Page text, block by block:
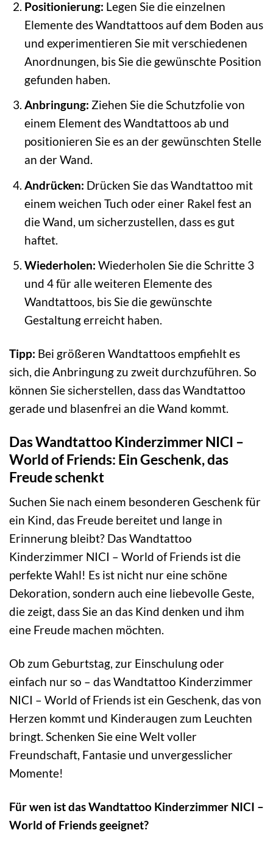
Positionierung: Legen Sie die einzelnen
Elemente des Wandtattoos auf dem Boden aus
und experimentieren Sie mit verschiedenen
Anordnungen, bis Sie die gewünschte Position
gefunden haben.
Anbringung: Ziehen Sie die Schutzfolie von
einem Element des Wandtattoos ab und
positionieren Sie es an der gewünschten Stelle
an der Wand.
Andrücken: Drücken Sie das Wandtattoo mit
einem weichen Tuch oder einer Rakel fest an
die Wand, um sicherzustellen, dass es gut
haftet.
Wiederholen: Wiederholen Sie die Schritte 3
und 4 für alle weiteren Elemente des
Wandtattoos, bis Sie die gewünschte
Gestaltung erreicht haben.
Tipp: Bei größeren Wandtattoos empfiehlt es
sich, die Anbringung zu zweit durchzuführen. So
können Sie sicherstellen, dass das Wandtattoo
gerade und blasenfrei an die Wand kommt.
Das Wandtattoo Kinderzimmer NICI –
World of Friends: Ein Geschenk, das
Freude schenkt
Suchen Sie nach einem besonderen Geschenk für
ein Kind, das Freude bereitet und lange in
Erinnerung bleibt? Das Wandtattoo
Kinderzimmer NICI – World of Friends ist die
perfekte Wahl! Es ist nicht nur eine schöne
Dekoration, sondern auch eine liebevolle Geste,
die zeigt, dass Sie an das Kind denken und ihm
eine Freude machen möchten.
Ob zum Geburtstag, zur Einschulung oder
einfach nur so – das Wandtattoo Kinderzimmer
NICI – World of Friends ist ein Geschenk, das von
Herzen kommt und Kinderaugen zum Leuchten
bringt. Schenken Sie eine Welt voller
Freundschaft, Fantasie und unvergesslicher
Momente!
Für wen ist das Wandtattoo Kinderzimmer NICI –
World of Friends geeignet?